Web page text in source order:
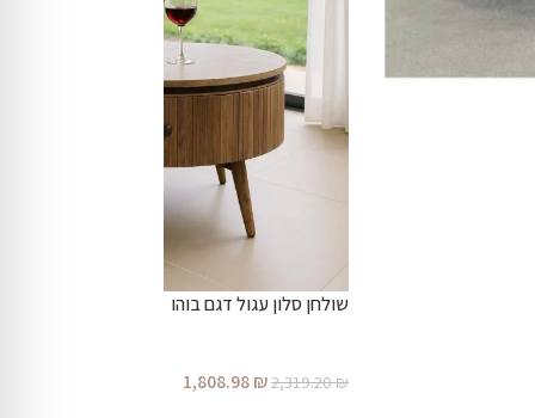
שולחן סלון עגול דגם בוהו
2,319.20₪
1,808.98₪